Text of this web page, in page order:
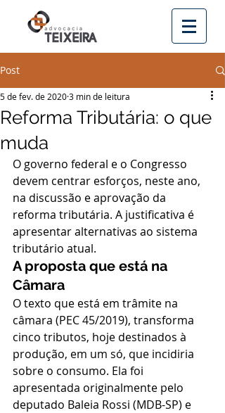
Post
Reforma Tributária: o que
muda
5 de fev. de 20203 min de leitura
O governo federal e o Congresso
devem centrar esforços, neste ano,
na discussão e aprovação da
reforma tributária. A justificativa é
apresentar alternativas ao sistema
tributário atual.
A proposta que está na
Câmara
O texto que está em trâmite na
câmara (PEC 45/2019), transforma
cinco tributos, hoje destinados à
produção, em um só, que incidiria
sobre o consumo. Ela foi
apresentada originalmente pelo
deputado Baleia Rossi (MDB-SP) e